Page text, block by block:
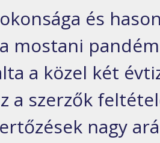
és
mostani
a közel két
a szerzők
nagy